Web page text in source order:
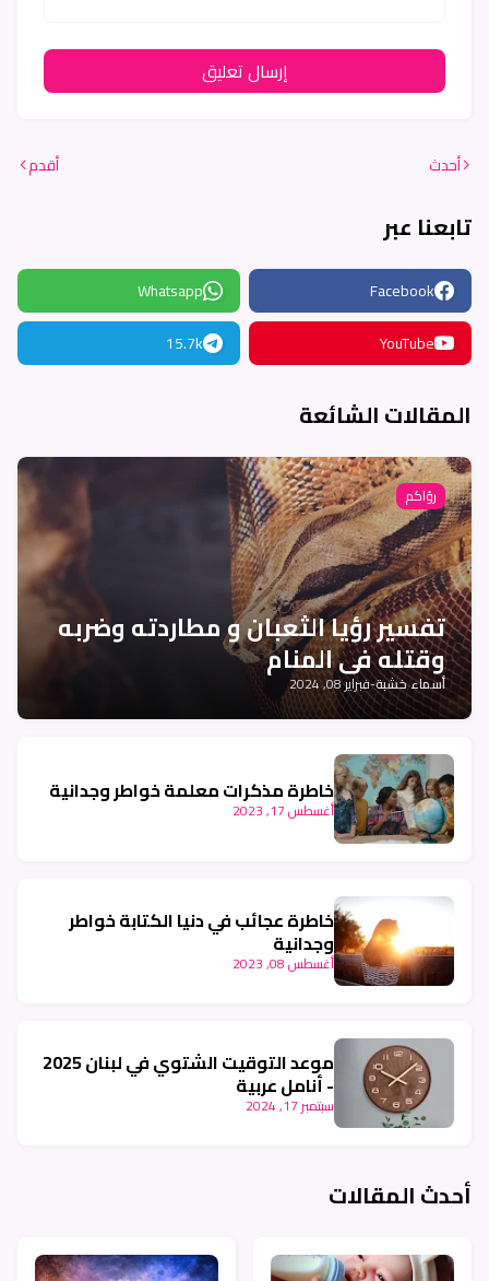
إرسال تعليق
أحدث أقدم
تابعنا عبر
Facebook
Whatsapp
YouTube
15.7k
المقالات الشائعة
رؤاكم
تفسير رؤيا الثعبان و مطاردته وضربه
وقتله في المنام
أسماء خشبة-فبراير 08, 2024
خاطرة مذكرات معلمة خواطر وجدانية
أغسطس 17, 2023
خاطرة عجائب في دنيا الكتابة خواطر
وجدانية
أغسطس 08, 2023
موعد التوقيت الشتوي في لبنان 2025
- أنامل عربية
سبتمبر 17, 2024
أحدث المقالات